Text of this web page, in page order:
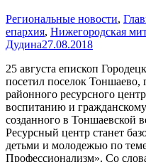
Pегиональные новости,
епархия, Нижегородская
Дудина27.08.2018
25 августа епископ
посетил поселок Тоншаево,
районного ресурсного
воспитанию и
созданного в Тоншаевской
Ресурсный центр станет
детьми и молодежью по
Профессионализм». Со